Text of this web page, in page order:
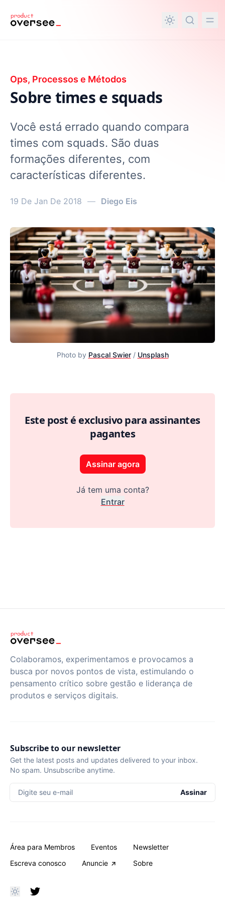
principal
Ops, Processos e Métodos
Sobre times e squads
Você está errado quando compara
times com squads. São duas
formações diferentes, com
características diferentes.
19 De Jan De 2018 — Diego Eis
Photo by Pascal Swier/ Unsplash
Sobre times e squads
Este post é exclusivo para assinantes
pagantes
Assinar agora
Já tem uma conta?
Entrar
Colaboramos, experimentamos e provocamos a
busca por novos pontos de vista, estimulando o
pensamento crítico sobre gestão e liderança de
produtos e serviços digitais.
Subscribe to our newsletter
Get the latest posts and updates delivered to your inbox.
No spam. Unsubscribe anytime.
Digite seu e-mail Assinar
Área para Membros Eventos
Newsletter
Escreva conosco
Anuncie Sobre